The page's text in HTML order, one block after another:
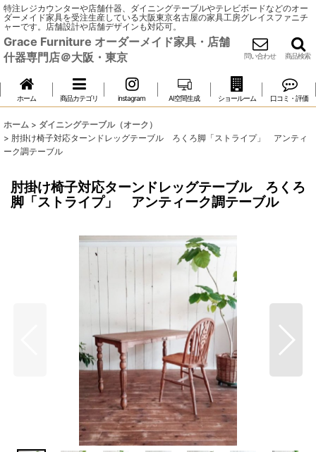
特注レジカウンターや店舗什器、ダイニングテーブルやテレビボードなどのオー
ダーメイド家具を受注生産している大阪東京名古屋の家具工房グレイスファニチ
ャーです。店舗設計や店舗デザインも対応可。
Grace Furniture オーダーメイド家具・店舗
什器専門店＠大阪・東京
問い合わせ 商品検索
ホーム 商品カテゴリ instagram AI空間生成 ショールーム 口コミ・評価
ホーム > ダイニングテーブル（オーク）
> 肘掛け椅子対応ターンドレッグテーブル ろくろ脚「ストライプ」 アンティ
ーク調テーブル
肘掛け椅子対応ターンドレッグテーブル ろくろ
脚「ストライプ」 アンティーク調テーブル